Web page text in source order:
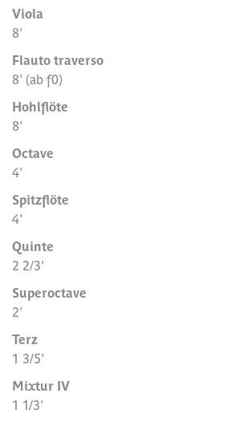
Viola
8'
Flauto traverso
8' (ab f0)
Hohlflöte
8'
Octave
4'
Spitzflöte
4'
Quinte
2 2/3'
Superoctave
2'
Terz
1 3/5'
Mixtur IV
1 1/3'